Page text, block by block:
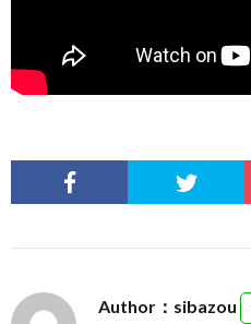
Author：sibazou